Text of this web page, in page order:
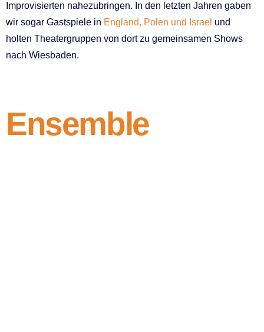
Improvisierten nahezubringen. In den letzten Jahren gaben
wir sogar Gastspiele in England, Polen und Israel und
holten Theatergruppen von dort zu gemeinsamen Shows
nach Wiesbaden.
Ensemble